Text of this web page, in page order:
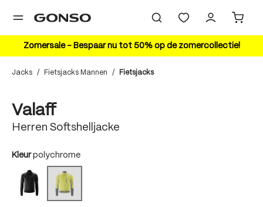
Zomersale – Bespaar nu tot 50% op de zomercollectie!
Jacks / Fietsjacks Mannen / Fietsjacks
Valaff
Herren Softshelljacke
Kleurauswählen
polychrome
black/blackpolychrome
(Deze optie is momenteel niet beschikbaar.)